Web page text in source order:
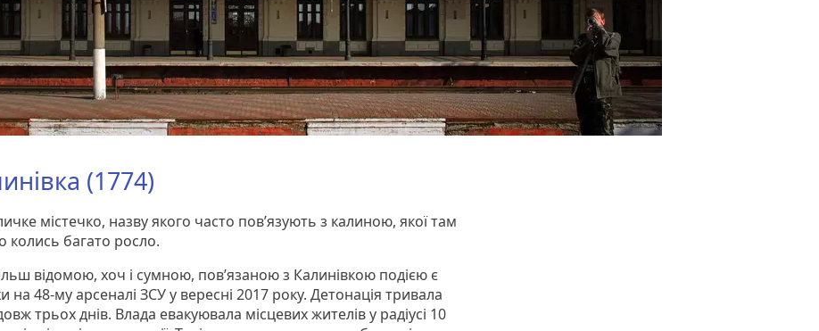
(1774)
містечко, назву якого часто повʼязують з калиною, якої там
колись багато росло.
відомою, хоч і сумною, повʼязаною з Калинівкою подією є
на 48-му арсеналі ЗСУ у вересні 2017 року. Детонація тривала
трьох днів. Влада евакуювала місцевих жителів у радіусі 10